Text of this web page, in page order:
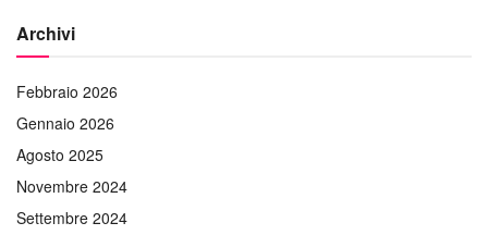
Archivi
Febbraio 2026
Gennaio 2026
Agosto 2025
Novembre 2024
Settembre 2024